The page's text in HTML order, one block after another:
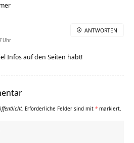
Uhr
Infos auf den Seiten habt!
ANTWORTEN
Erforderliche Felder sind mit * markiert.